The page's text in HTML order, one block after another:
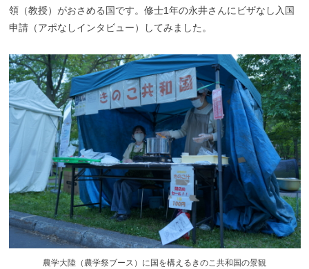
領（教授）がおさめる国です。修士1年の永井さんにビザなし入国
申請（アポなしインタビュー）してみました。
農学大陸（農学祭ブース）に国を構えるきのこ共和国の景観